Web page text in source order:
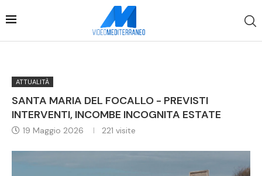
ATTUALITÀ
SANTA MARIA DEL FOCALLO - PREVISTI
INTERVENTI, INCOMBE INCOGNITA ESTATE
19 Maggio 2026 221 visite